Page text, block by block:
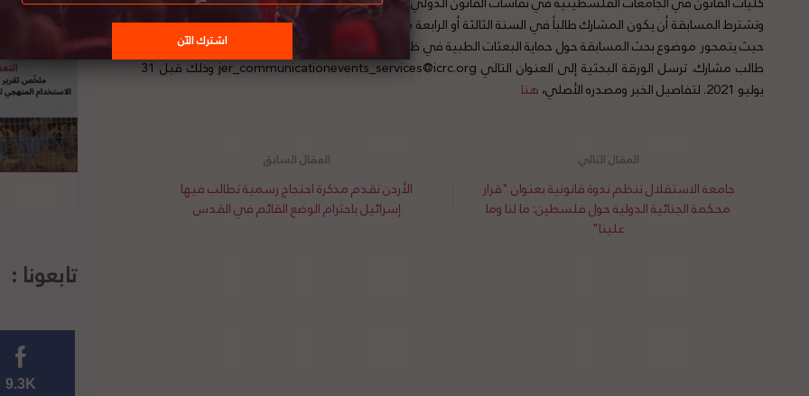
وتشترط المسابقة أن يكون المشارك طالباً في السنة الثالثة أو الرابعة من دراسته للقانون في إحدى الجامعات الفلسطينية.
حيث يتمحور موضوع بحث المسابقة حول حماية البعثات الطبية في ظل النزاعات المسلحة، وسوف يقبل مقال واحد من كل
طالب مشارك. ترسل الورقة البحثية إلى العنوان التالي jer_communicationevents_services@icrc.org وذلك قبل 31
يوليو 2021. لتفاصيل الخبر ومصدره الأصلي،
هنا
الأردن تقدم مذكرة احتجاج رسمية تطالب فيها
إسرائيل باحترام الوضع القائم في القدس
جامعة الاستقلال تنظم ندوة قانونية بعنوان "قرار
محكمة الجنائية الدولية حول فلسطين: ما لنا وما
علينا"
تابعونا :
9.3K